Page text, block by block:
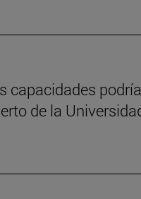
capacidades
de la